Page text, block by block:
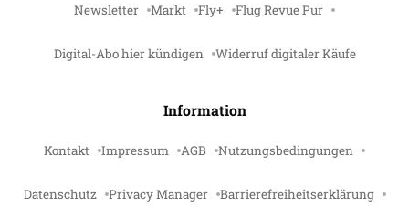
Newsletter Markt Fly+ Flug Revue Pur
Digital-Abo hier kündigen Widerruf digitaler Käufe
Information
Kontakt Impressum AGB Nutzungsbedingungen
Datenschutz Privacy Manager Barrierefreiheitserklärung